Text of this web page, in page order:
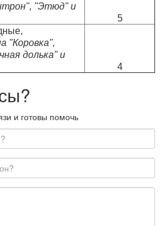
"Этюд" и
5
"Коровка",
долька" и
4
и готовы помочь